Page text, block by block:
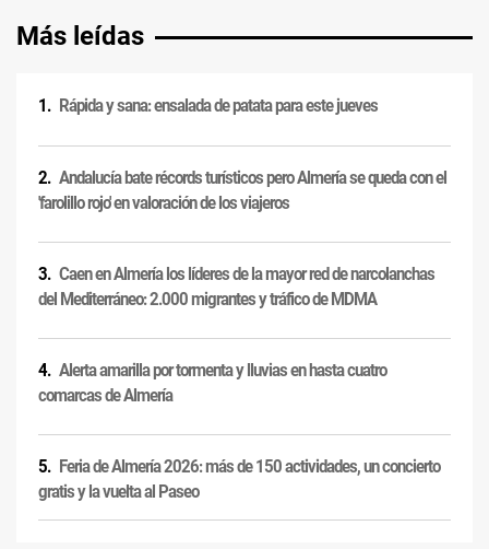
Más leídas
Rápida y sana: ensalada de patata para este jueves
Andalucía bate récords turísticos pero Almería se queda con el
'farolillo rojo' en valoración de los viajeros
Caen en Almería los líderes de la mayor red de narcolanchas
del Mediterráneo: 2.000 migrantes y tráfico de MDMA
Alerta amarilla por tormenta y lluvias en hasta cuatro
comarcas de Almería
Feria de Almería 2026: más de 150 actividades, un concierto
gratis y la vuelta al Paseo